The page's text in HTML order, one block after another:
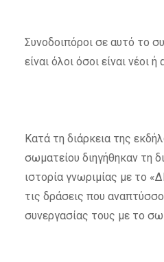
Συνοδοιπόροι σε αυτό το
είναι όλοι όσοι είναι νέοι ή
Κατά τη διάρκεια της
σωματείου διηγήθηκαν τη
ιστορία γνωριμίας με το
τις δράσεις που
συνεργασίας τους με το